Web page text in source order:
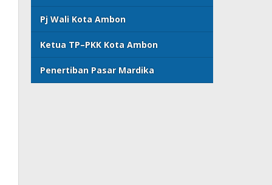
Pj Wali Kota Ambon
Ketua TP–PKK Kota Ambon
Penertiban Pasar Mardika